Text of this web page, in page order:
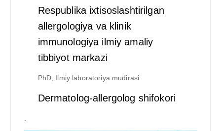
Respublika ixtisoslashtirilgan
allergologiya va klinik
immunologiya ilmiy amaliy
tibbiyot markazi
PhD, Ilmiy laboratoriya mudirasi
Dermatolog-allergolog shifokori